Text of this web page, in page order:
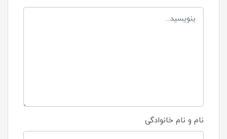
نام و نام خانوادگی